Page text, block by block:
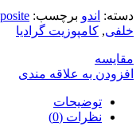
دسته: اندو برچسب:
خلفی, کامپوزیت گرادیا
مقایسه
افزودن به علاقه مندی
توضیحات
نظرات (0)